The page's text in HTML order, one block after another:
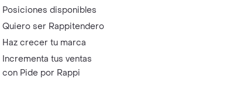
Posiciones disponibles
Quiero ser Rappitendero
Haz crecer tu marca
Incrementa tus ventas
con Pide por Rappi